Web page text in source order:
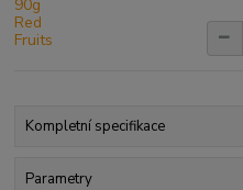
Kompletní specifikace
Parametry